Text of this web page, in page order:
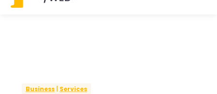
Business| Services